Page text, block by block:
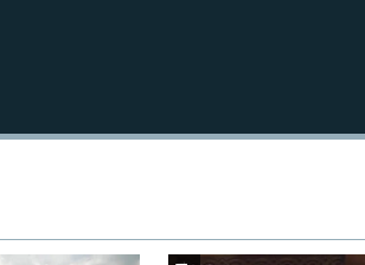
240p 360p